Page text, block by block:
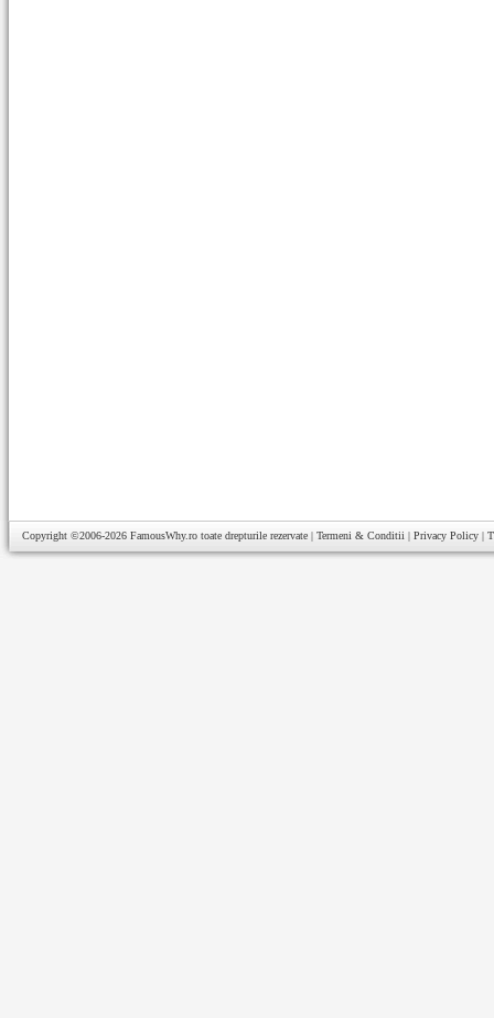
Copyright ©2006-2026 FamousWhy.ro toate drepturile rezervate | Termeni & Conditii | Privacy Policy |